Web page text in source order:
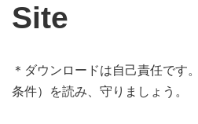
Site
＊ダウンロードは自己責任です
条件）を読み、守りましょう。